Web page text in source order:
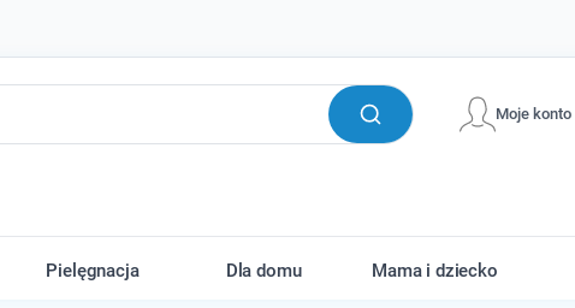
Moje konto
Pielęgnacja Dla domu Mama i dziecko